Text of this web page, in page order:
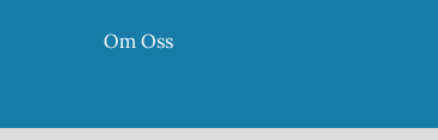
Om Oss